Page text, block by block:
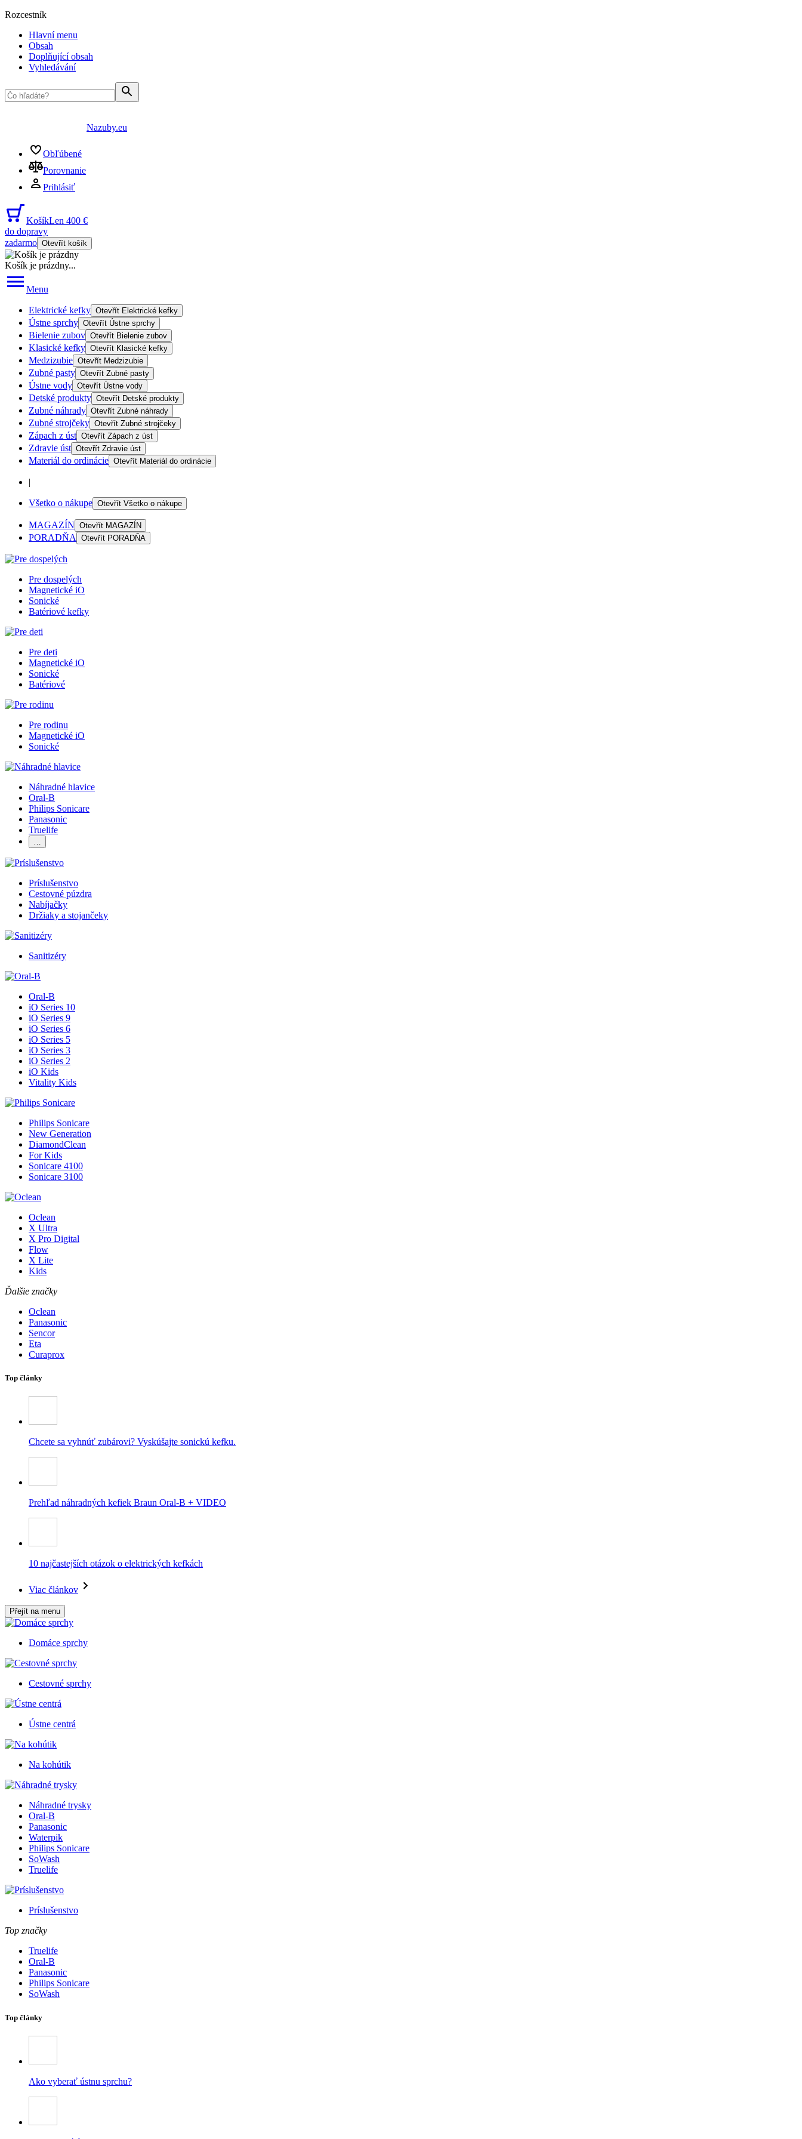
Rozcestník
Hlavní menu
Obsah
Doplňující obsah
Vyhledávání
Nazuby.eu
Obľúbené
Porovnanie
Prihlásiť
KošíkLen 400 €
do dopravy
zadarmo Otevřít košík
Košík je prázdny...
Menu
Elektrické kefky Otevřít Elektrické kefky
Ústne sprchy Otevřít Ústne sprchy
Bielenie zubov Otevřít Bielenie zubov
Klasické kefky Otevřít Klasické kefky
Medzizubie Otevřít Medzizubie
Zubné pasty Otevřít Zubné pasty
Ústne vody Otevřít Ústne vody
Detské produkty Otevřít Detské produkty
Zubné náhrady Otevřít Zubné náhrady
Zubné strojčeky Otevřít Zubné strojčeky
Zápach z úst Otevřít Zápach z úst
Zdravie úst Otevřít Zdravie úst
Materiál do ordinácie Otevřít Materiál do ordinácie
|
Všetko o nákupe Otevřít Všetko o nákupe
MAGAZÍN Otevřít MAGAZÍN
PORADŇA Otevřít PORADŇA
Pre dospelých
Magnetické iO
Sonické
Batériové kefky
Pre deti
Magnetické iO
Sonické
Batériové
Pre rodinu
Magnetické iO
Sonické
Náhradné hlavice
Oral-B
Philips Sonicare
Panasonic
Truelife
…
Príslušenstvo
Cestovné púzdra
Nabíjačky
Držiaky a stojančeky
Sanitizéry
Oral-B
iO Series 10
iO Series 9
iO Series 6
iO Series 5
iO Series 3
iO Series 2
iO Kids
Vitality Kids
Philips Sonicare
New Generation
DiamondClean
For Kids
Sonicare 4100
Sonicare 3100
Oclean
X Ultra
X Pro Digital
Flow
X Lite
Kids
Ďalšie značky
Oclean
Panasonic
Sencor
Eta
Curaprox
Top články
Chcete sa vyhnúť zubárovi? Vyskúšajte sonickú kefku.
Prehľad náhradných kefiek Braun Oral-B + VIDEO
10 najčastejších otázok o elektrických kefkách
Viac článkov
Přejít na menu
Domáce sprchy
Cestovné sprchy
Ústne centrá
Na kohútik
Náhradné trysky
Oral-B
Panasonic
Waterpik
Philips Sonicare
SoWash
Truelife
Príslušenstvo
Top značky
Truelife
Oral-B
Panasonic
Philips Sonicare
SoWash
Top články
Ako vyberať ústnu sprchu?